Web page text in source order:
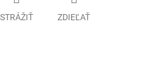
STRÁŽIŤ ZDIEĽAŤ